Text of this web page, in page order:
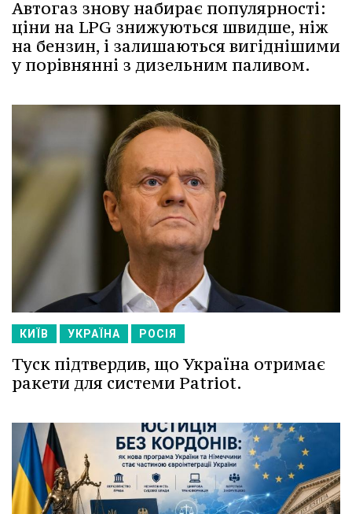
Автогаз знову набирає популярності:
ціни на LPG знижуються швидше, ніж
на бензин, і залишаються вигіднішими
у порівнянні з дизельним паливом.
КИЇВ УКРАЇНА РОСІЯ
Туск підтвердив, що Україна отримає
ракети для системи Patriot.